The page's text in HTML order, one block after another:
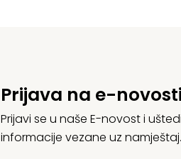
Prijava na e-novosti
Prijavi se u naše E-novost i
informacije vezane uz namještaj.